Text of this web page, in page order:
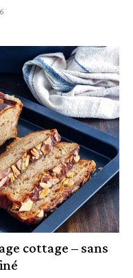
cottage – sans